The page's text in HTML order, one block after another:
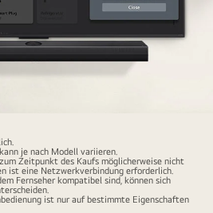
je nach Modell variieren.
Zeitpunkt des Kaufs möglicherweise nicht
ist eine Netzwerkverbindung erforderlich.
Fernseher kompatibel sind, können sich
ist nur auf bestimmte Eigenschaften